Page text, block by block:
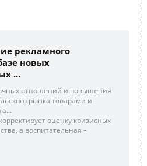
рекламного
новых
...
отношений и повышения
рынка товарами и
оценку кризисных
а воспитательная –